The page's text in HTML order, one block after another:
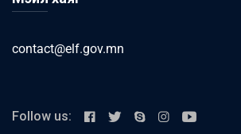
contact@elf.gov.mn
Follow us: